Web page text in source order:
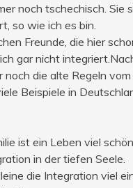
noch tschechisch. Sie
so wie ich es bin.
Freunde, die hier
gar nicht
noch die alte Regeln vom
Beispiele in
ist ein Leben viel
in der tiefen Seele.
die Integration viel